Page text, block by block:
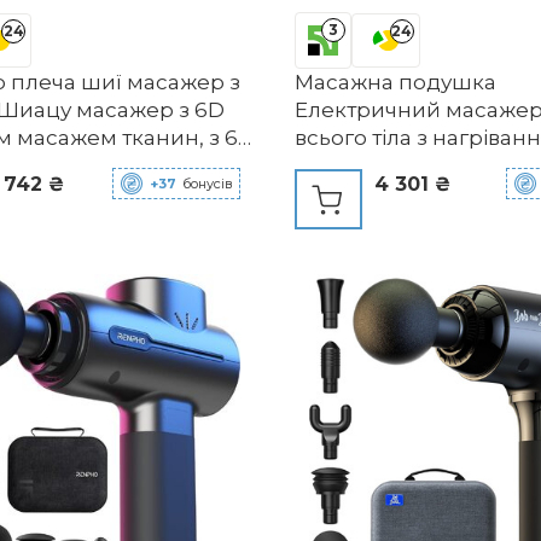
24
плеча шиї масажер з
масажер з 6D
масажем тканин, з 6
масажними
глибоко
742 ₴ +37 бонусів
3 24
Масажна подушка
Електричний
всього тіла з
спини, плечей, ніг,
4 301 ₴